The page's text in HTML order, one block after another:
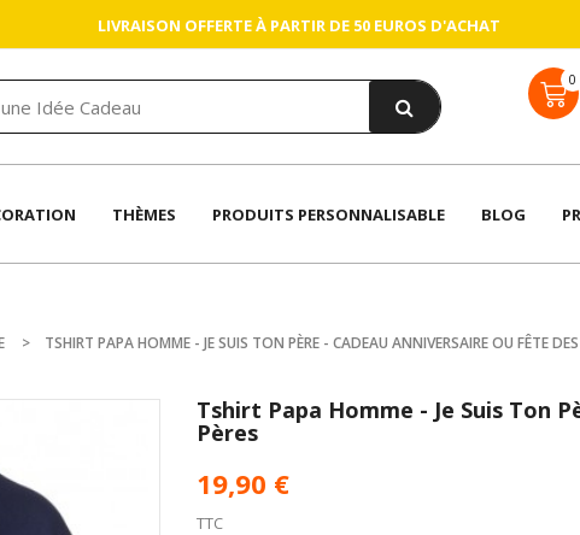
LIVRAISON OFFERTE À PARTIR DE 50 EUROS D'ACHAT
THÈMES PRODUITS PERSONNALISABLE BLOG
TSHIRT PAPA HOMME - JE SUIS TON PÈRE - CADEAU ANNIVERSAIRE OU FÊTE DES
Tshirt Papa Homme - Je Suis Ton
Pères
19,90 €
TTC